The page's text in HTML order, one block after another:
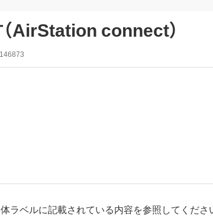
AirStation connect）
ラベルに記載されている内容を参照してくださ